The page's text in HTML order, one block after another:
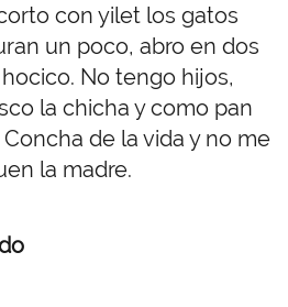
con yilet los gatos
un poco, abro en dos
No tengo hijos,
la chicha y como pan
de la vida y no me
la madre.